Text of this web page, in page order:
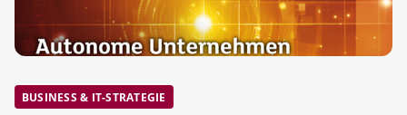
BUSINESS & IT-STRATEGIE